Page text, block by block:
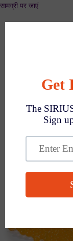
सामग्री पर जाएं